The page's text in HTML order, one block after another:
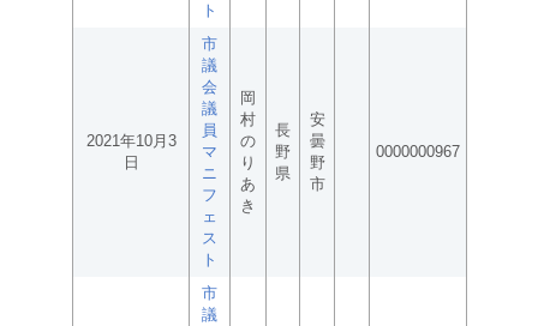
ト
2021年10月3
日
市
議
会
議
員
マ
ニ
フ
ェ
ス
ト
岡
村
の
り
あ
き
長
野
県
安
曇
野
市
0000000967
市
議